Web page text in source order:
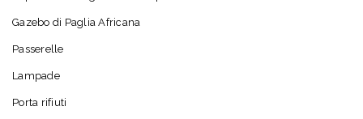
Gazebo di Paglia Africana
Passerelle
Lampade
Porta rifiuti